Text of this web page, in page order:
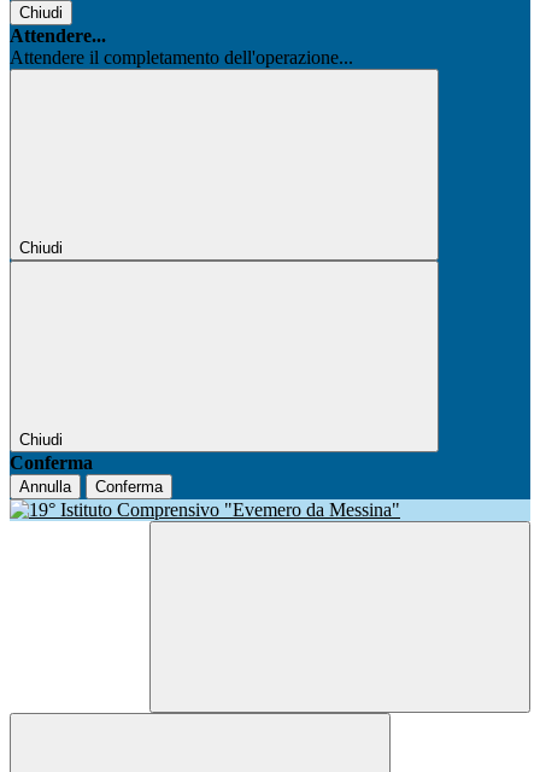
Chiudi
Attendere...
Attendere il completamento dell'operazione...
Chiudi
Chiudi
Conferma
Annulla Conferma